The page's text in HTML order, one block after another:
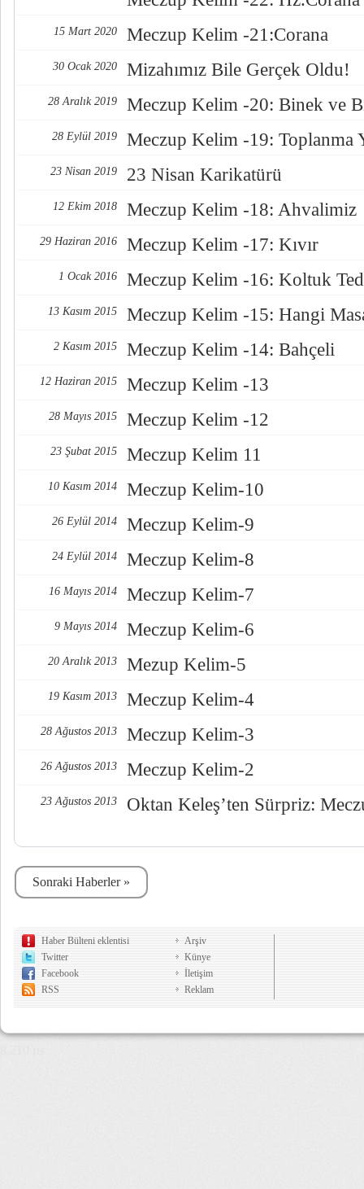
15 Mart 2020 Meczup Kelim -21:Corana
30 Ocak 2020 Mizahımız Bile Gerçek Oldu!
28 Aralık 2019 Meczup Kelim -20: Binek ve
28 Eylül 2019 Meczup Kelim -19: Toplanma
23 Nisan 2019 23 Nisan Karikatürü
12 Ekim 2018 Meczup Kelim -18: Ahvalimiz
29 Haziran 2016 Meczup Kelim -17: Kıvır
1 Ocak 2016 Meczup Kelim -16: Koltuk
13 Kasım 2015 Meczup Kelim -15: Hangi
2 Kasım 2015 Meczup Kelim -14: Bahçeli
12 Haziran 2015 Meczup Kelim -13
28 Mayıs 2015 Meczup Kelim -12
23 Şubat 2015 Meczup Kelim 11
10 Kasım 2014 Meczup Kelim-10
26 Eylül 2014 Meczup Kelim-9
24 Eylül 2014 Meczup Kelim-8
16 Mayıs 2014 Meczup Kelim-7
9 Mayıs 2014 Meczup Kelim-6
20 Aralık 2013 Mezup Kelim-5
19 Kasım 2013 Meczup Kelim-4
28 Ağustos 2013 Meczup Kelim-3
26 Ağustos 2013 Meczup Kelim-2
23 Ağustos 2013 Oktan Keleş’ten Sürpriz:
Sonraki Haberler »
Haber Bülteni eklentisi
Twitter
Facebook
RSS
Arşiv
Künye
İletişim
Reklam